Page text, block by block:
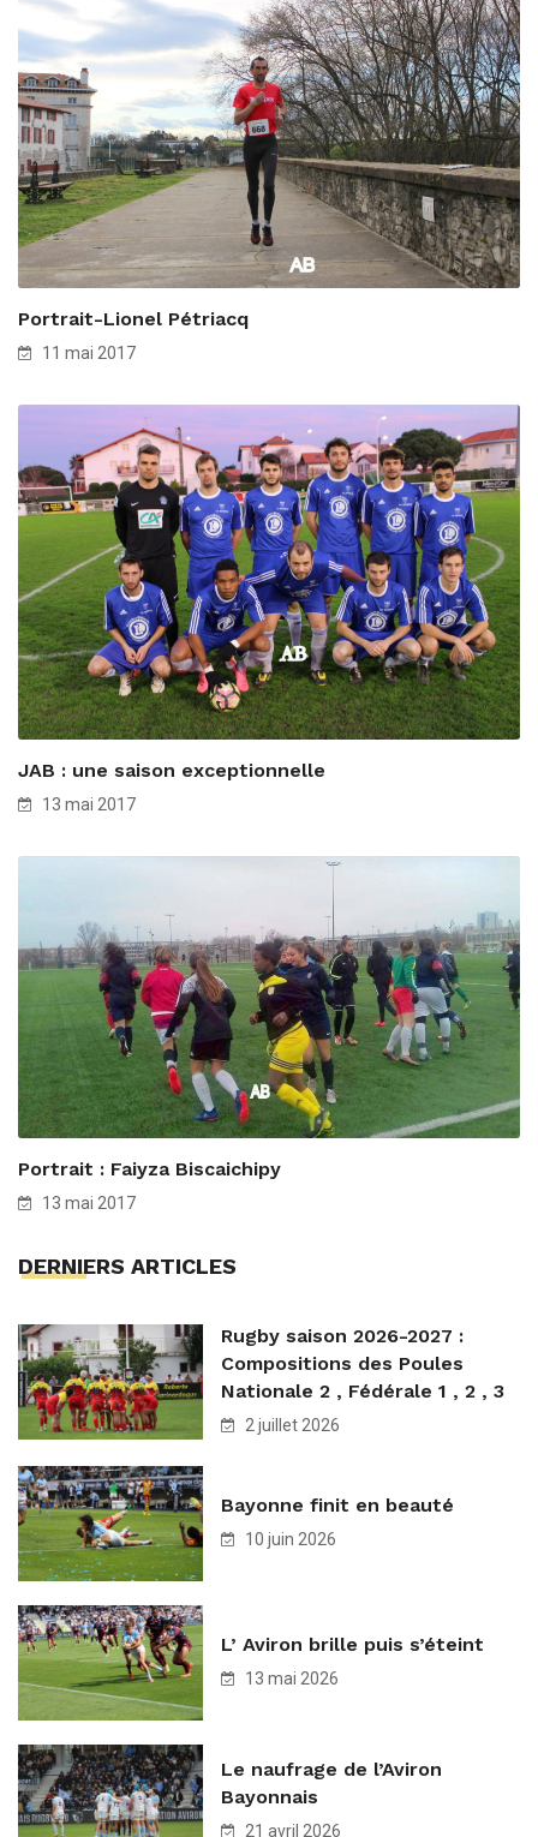
Portrait-Lionel Pétriacq
11 mai 2017
JAB : une saison exceptionnelle
13 mai 2017
Portrait : Faiyza Biscaichipy
13 mai 2017
DERNIERS ARTICLES
Rugby saison 2026-2027 :
Compositions des Poules
Nationale 2 , Fédérale 1 , 2 , 3
2 juillet 2026
Bayonne finit en beauté
10 juin 2026
L’ Aviron brille puis s’éteint
13 mai 2026
Le naufrage de l’Aviron
Bayonnais
21 avril 2026